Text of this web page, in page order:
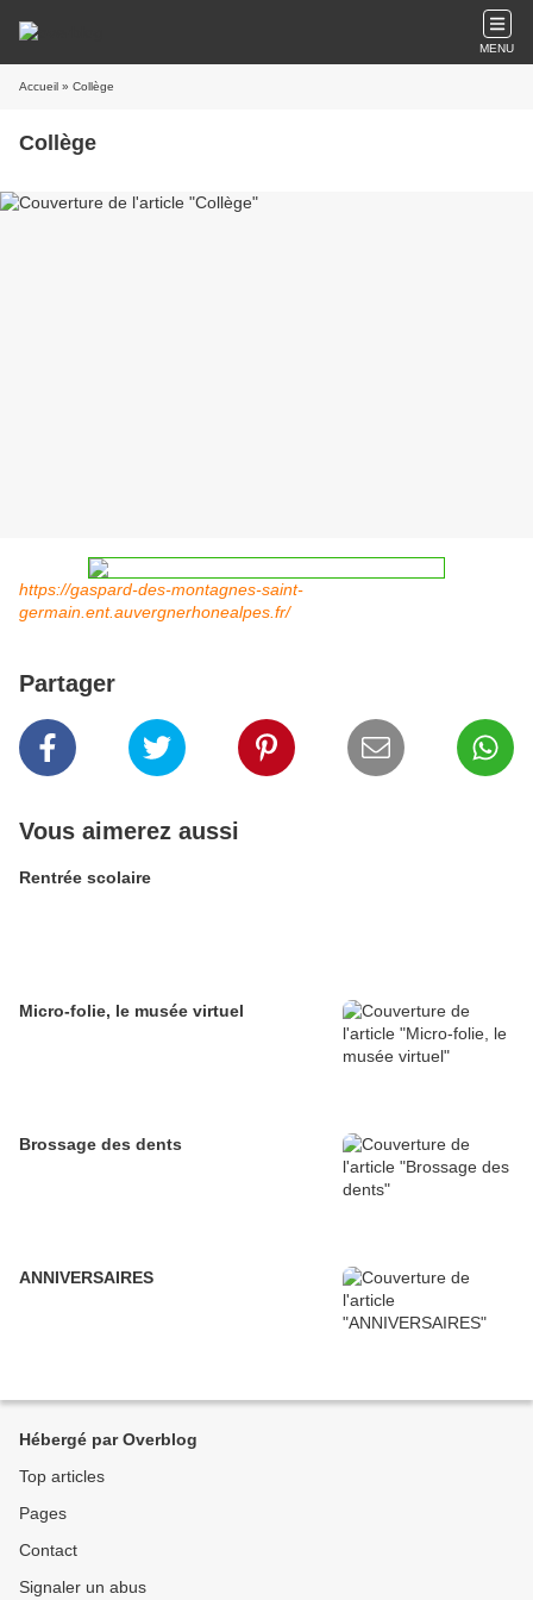
MENU
Accueil » Collège
Collège
https://gaspard-des-montagnes-saint-
germain.ent.auvergnerhonealpes.fr/
Partager
Vous aimerez aussi
Rentrée scolaire
Micro-folie, le musée virtuel
Brossage des dents
ANNIVERSAIRES
Hébergé par Overblog
Top articles
Pages
Contact
Signaler un abus